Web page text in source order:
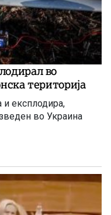
во
територија
и експлодира,
во Украина